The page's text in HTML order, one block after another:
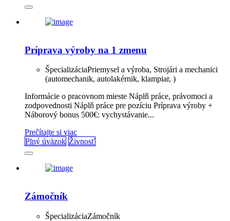
Príprava výroby na 1 zmenu
ŠpecializáciaPriemysel a výroba, Strojári a mechanici
(automechanik, autolakérnik, klampiar, )
Informácie o pracovnom mieste Náplň práce, právomoci a
zodpovednosti Náplň práce pre pozíciu Príprava výroby +
Náborový bonus 500€: vychystávanie...
Prečítajte si viac
Plný úväzok Živnosť
Zámočník
ŠpecializáciaZámočník